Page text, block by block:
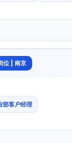
位 | 南京
部客户经理